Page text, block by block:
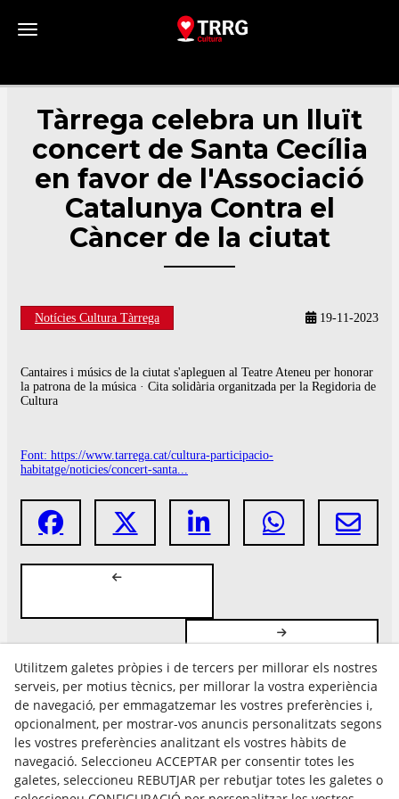
Toggle navigation
Tàrrega celebra un lluït
concert de Santa Cecília
en favor de l'Associació
Catalunya Contra el
Càncer de la ciutat
Notícies Cultura Tàrrega 19-11-2023
Cantaires i músics de la ciutat s'apleguen al Teatre Ateneu per honorar
la patrona de la música · Cita solidària organitzada per la Regidoria de
Cultura
Font: https://www.tarrega.cat/cultura-participacio-
habitatge/noticies/concert-santa...
Avís Legal
Política Cookies
Política de Privacitat
Utilitzem galetes pròpies i de tercers per millorar els nostres
serveis, per motius tècnics, per millorar la vostra experiència
de navegació, per emmagatzemar les vostres preferències i,
opcionalment, per mostrar-vos anuncis personalitzats segons
les vostres preferències analitzant els vostres hàbits de
navegació. Seleccioneu ACCEPTAR per consentir totes les
galetes, seleccioneu REBUTJAR per rebutjar totes les galetes o